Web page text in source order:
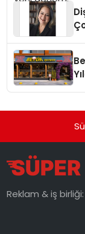
Reklam & iş